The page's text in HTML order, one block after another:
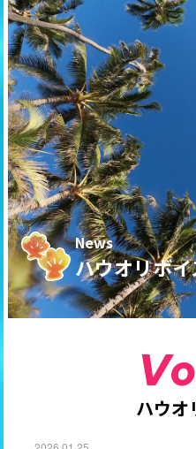
News
ハウオリボ
Vo
ハウオ